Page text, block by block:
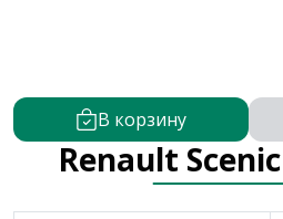
В корзину
Renault